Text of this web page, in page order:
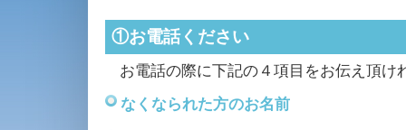
①お電話ください
お電話の際に下記の４項目をお伝え頂け
なくなられた方のお名前